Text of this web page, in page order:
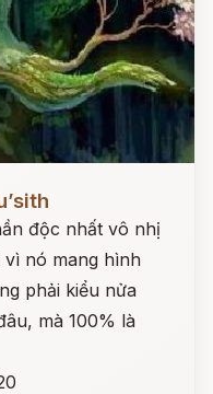
độc nhất vô nhị
nó mang hình
phải kiểu nửa
mà 100% là